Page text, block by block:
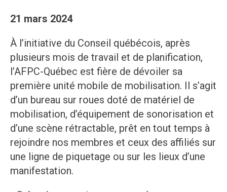
21 mars 2024
À l’initiative du Conseil québécois, après
plusieurs mois de travail et de planification,
l’AFPC-Québec est fière de dévoiler sa
première unité mobile de mobilisation. Il s’agit
d’un bureau sur roues doté de matériel de
mobilisation, d’équipement de sonorisation et
d’une scène rétractable, prêt en tout temps à
rejoindre nos membres et ceux des affiliés sur
une ligne de piquetage ou sur les lieux d’une
manifestation.